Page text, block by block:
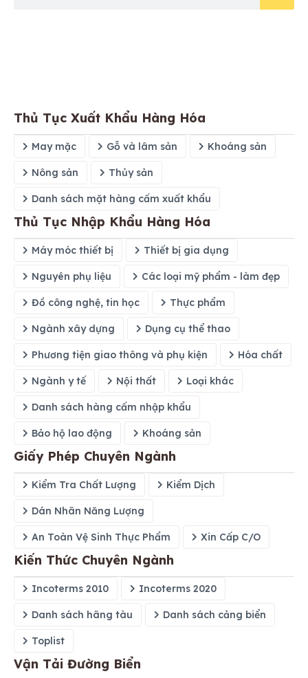
Thủ Tục Xuất Khẩu Hàng Hóa
May mặc Gỗ và lâm sản Khoáng sản
Nông sản Thủy sản
Danh sách mặt hàng cấm xuất khẩu
Thủ Tục Nhập Khẩu Hàng Hóa
Máy móc thiết bị Thiết bị gia dụng
Nguyên phụ liệu Các loại mỹ phẩm - làm đẹp
Đồ công nghệ, tin học Thực phẩm
Ngành xây dựng Dụng cụ thể thao
Phương tiện giao thông và phụ kiện Hóa chất
Ngành y tế Nội thất Loại khác
Danh sách hàng cấm nhập khẩu
Bảo hộ lao động Khoáng sản
Giấy Phép Chuyên Ngành
Kiểm Tra Chất Lượng Kiểm Dịch
Dán Nhãn Năng Lượng
An Toàn Vệ Sinh Thực Phẩm Xin Cấp C/O
Kiến Thức Chuyên Ngành
Incoterms 2010 Incoterms 2020
Danh sách hãng tàu Danh sách cảng biển
Toplist
Vận Tải Đường Biển